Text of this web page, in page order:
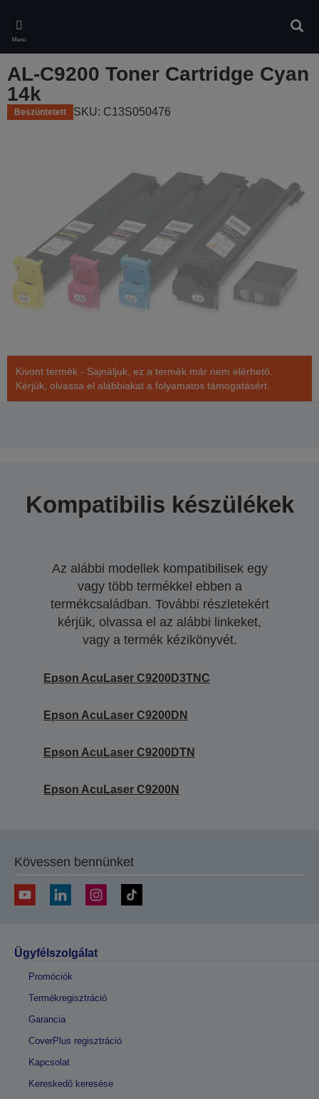
main
content
Menü
AL-C9200 Toner Cartridge Cyan
14k
Beszüntetett SKU: C13S050476
Kivont termék - Sajnáljuk, ez a termék már nem elérhető.
Kérjük, olvassa el alábbiakat a folyamatos támogatásért.
Kompatibilis készülékek
Az alábbi modellek kompatibilisek egy
vagy több termékkel ebben a
termékcsaládban. További részletekért
kérjük, olvassa el az alábbi linkeket,
vagy a termék kézikönyvét.
Epson AcuLaser C9200D3TNC
Epson AcuLaser C9200DN
Epson AcuLaser C9200DTN
Epson AcuLaser C9200N
Kövessen bennünket
Ügyfélszolgálat
Promóciók
Termékregisztráció
Garancia
CoverPlus regisztráció
Kapcsolat
Kereskedő keresése